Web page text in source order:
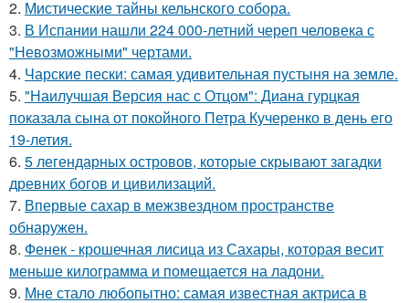
2. Мистические тайны кельнского собора.
3. В Испании нашли 224 000-летний череп человека с
"Невозможными" чертами.
4. Чарские пески: самая удивительная пустыня на земле.
5. "Наилучшая Версия нас с Отцом": Диана гурцкая
показала сына от покойного Петра Кучеренко в день его
19-летия.
6. 5 легендарных островов, которые скрывают загадки
древних богов и цивилизаций.
7. Впервые сахар в межзвездном пространстве
обнаружен.
8. Фенек - крошечная лисица из Сахары, которая весит
меньше килограмма и помещается на ладони.
9. Мне стало любопытно: самая известная актриса в